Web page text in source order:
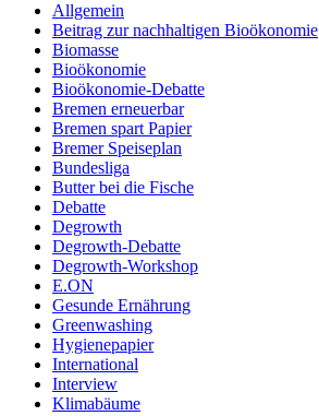
Allgemein
Beitrag zur nachhaltigen Bioökonomie
Biomasse
Bioökonomie
Bioökonomie-Debatte
Bremen erneuerbar
Bremen spart Papier
Bremer Speiseplan
Bundesliga
Butter bei die Fische
Debatte
Degrowth
Degrowth-Debatte
Degrowth-Workshop
E.ON
Gesunde Ernährung
Greenwashing
Hygienepapier
International
Interview
Klimabäume